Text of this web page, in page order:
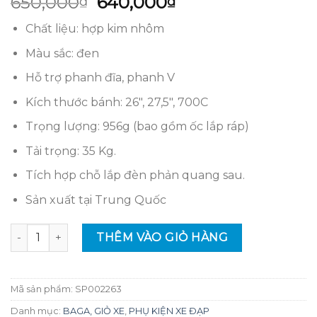
dựa trên
gốc
là:
650,000₫.
Chất liệu: hợp kim nhôm
Màu sắc: đen
Hỗ trợ phanh đĩa, phanh V
Kích thước bánh: 26″, 27,5″, 700C
Trọng lượng: 956g (bao gồm ốc lắp ráp)
Tải trọng: 35 Kg.
Tích hợp chỗ lắp đèn phản quang sau.
Sản xuất tại Trung Quốc
Baga nhôm, giá để đồ cho xe đạp Darkrock chính hãng số
THÊM VÀO GIỎ HÀNG
Mã sản phẩm: SP002263
Danh mục: BAGA, GIỎ XE PHỤ KIỆN XE ĐẠP